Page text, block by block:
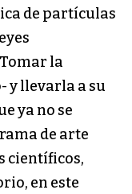
de partículas
la
y llevarla a su
ya no se
de arte
científicos,
en este